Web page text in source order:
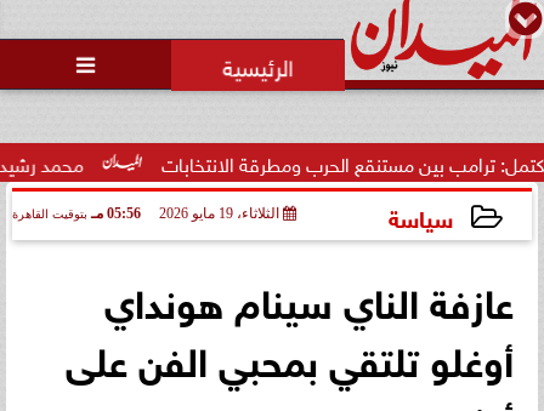

محمد رشيدي: لقاء بين مستنقع الحرب ومطرقة الانتخابات
سياسة الثلاثاء، 19 مايو 2026 05:56 مـ بتوقيت القاهرة
عازفة الناي سينام هونداي
أوغلو تلتقي بمحبي الفن على